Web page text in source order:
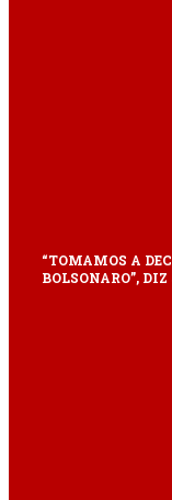
“TOMAMOS A
BOLSONARO”,